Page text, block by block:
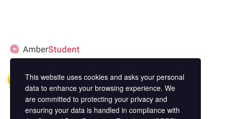
This website uses cookies and asks your personal
data to enhance your browsing experience. We
are committed to protecting your privacy and
ensuring your data is handled in compliance with